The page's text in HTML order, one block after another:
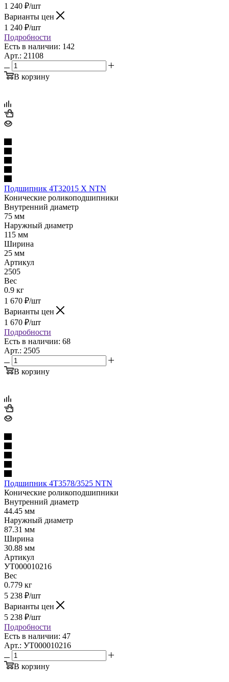
1 240 ₽/шт
Варианты цен
1 240 ₽/шт
Подробности
Есть в наличии: 142
Арт.: 21108
В корзину
Подшипник 4T32015 X NTN
Конические роликоподшипники
Внутренний диаметр
75 мм
Наружный диаметр
115 мм
Ширина
25 мм
Артикул
2505
Вес
0.9 кг
1 670 ₽/шт
Варианты цен
1 670 ₽/шт
Подробности
Есть в наличии: 68
Арт.: 2505
В корзину
Подшипник 4T3578/3525 NTN
Конические роликоподшипники
Внутренний диаметр
44.45 мм
Наружный диаметр
87.31 мм
Ширина
30.88 мм
Артикул
УТ000010216
Вес
0.779 кг
5 238 ₽/шт
Варианты цен
5 238 ₽/шт
Подробности
Есть в наличии: 47
Арт.: УТ000010216
В корзину